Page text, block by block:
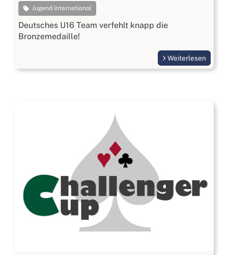
Jugend International
Deutsches U16 Team verfehlt knapp die
Bronzemedaille!
Weiterlesen